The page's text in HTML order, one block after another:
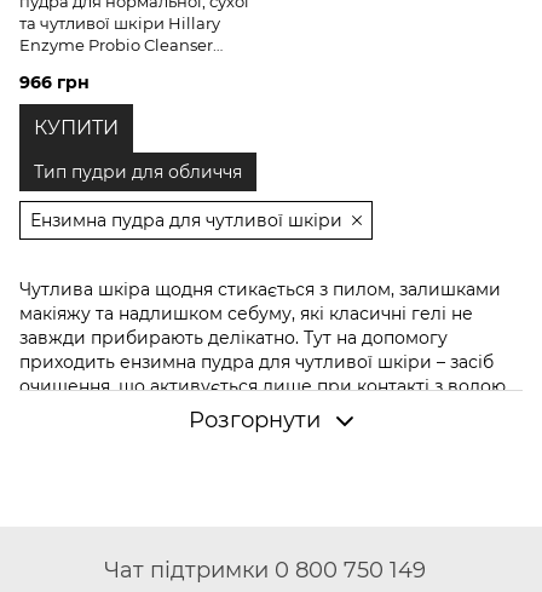
та чутливої шкіри Hillary
Enzyme Probio Cleanser
966 грн
КУПИТИ
Чутлива шкіра щодня стикається з пилом, залишками
макіяжу та надлишком себуму, які класичні гелі не
завжди прибирають делікатно. Тут на допомогу
приходить ензимна пудра для чутливої шкіри – засіб
очищення, що активується лише при контакті з водою.
Ензими розщеплюють забруднення й ороговілі клітини
без пошкодження бар'єру шкіри. Експерти Hillary
відрізняється від скрабу
Розгорнути
Тип пудри для обличчя
Ензимна пудра для чутливої шкіри
Чат підтримки 0 800 750 149